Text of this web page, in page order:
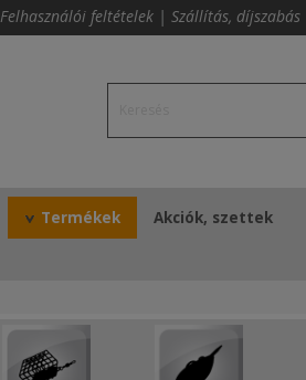
Felhasználói feltételek | Szállítás, díjszabás
Termékek Akciók, szettek